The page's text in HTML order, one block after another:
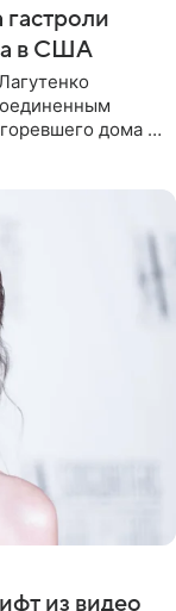
гастроли
в США
дома в
из видео